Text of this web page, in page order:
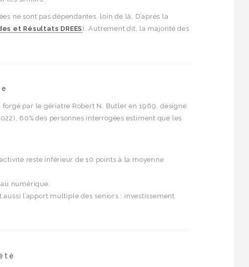
ne sont pas dépendantes, loin de là. D’après la
et Résultats DREES). Autrement dit, la majorité des
forgé par le gériatre Robert N. Butler en 1969, désigne
60% des personnes interrogées estiment que les
reste inférieur de 10 points à la moyenne
numérique.
l’apport multiple des seniors : investissement